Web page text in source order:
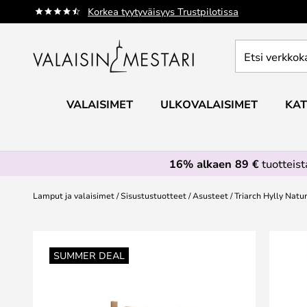
Korkea tyytyväisyys Trustpilotissa
Skip
to
verkkokaupan
VALAISIMET ULKOVALAISIMET
16% alkaen 89 €
Lamput ja valaisimet Sisustustuotteet Asusteet Triarch Hylly
SUMMER DEAL